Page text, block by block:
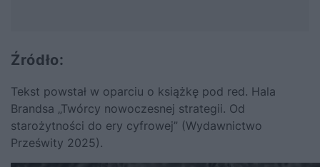
Źródło:
Tekst powstał w oparciu o książkę pod red. Hala
Brandsa „Twórcy nowoczesnej strategii. Od
starożytności do ery cyfrowej” (Wydawnictwo
Prześwity 2025).